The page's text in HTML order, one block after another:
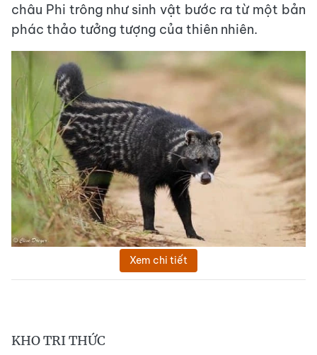
châu Phi trông như sinh vật bước ra từ một bản
phác thảo tưởng tượng của thiên nhiên.
Xem chi tiết
KHO TRI THỨC